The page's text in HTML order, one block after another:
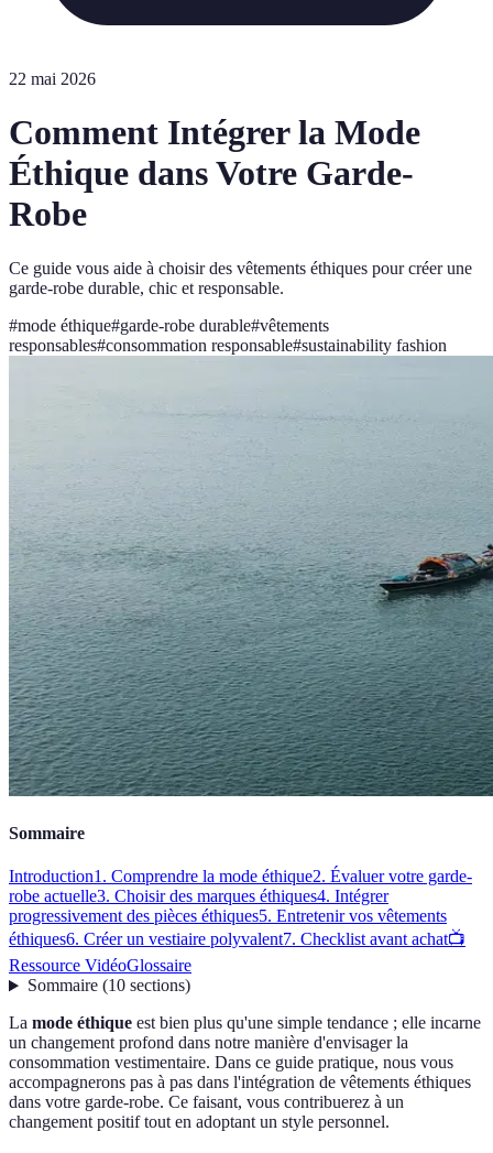
22 mai 2026
Comment Intégrer la Mode
Éthique dans Votre Garde-
Robe
Ce guide vous aide à choisir des vêtements éthiques pour créer une
garde-robe durable, chic et responsable.
#mode éthique#garde-robe durable#vêtements
responsables#consommation responsable#sustainability fashion
Sommaire
Introduction1. Comprendre la mode éthique2. Évaluer votre garde-
robe actuelle3. Choisir des marques éthiques4. Intégrer
progressivement des pièces éthiques5. Entretenir vos vêtements
éthiques6. Créer un vestiaire polyvalent7. Checklist avant achat📺
Ressource VidéoGlossaire
Sommaire(10 sections)
La mode éthique est bien plus qu'une simple tendance ; elle incarne
un changement profond dans notre manière d'envisager la
consommation vestimentaire. Dans ce guide pratique, nous vous
accompagnerons pas à pas dans l'intégration de vêtements éthiques
dans votre garde-robe. Ce faisant, vous contribuerez à un
changement positif tout en adoptant un style personnel.